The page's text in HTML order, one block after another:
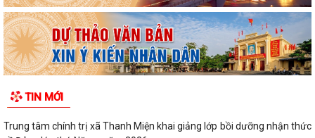
TIN MỚI
Trung tâm chính trị xã Thanh Miện khai giảng lớp bồi dưỡng nhận thức